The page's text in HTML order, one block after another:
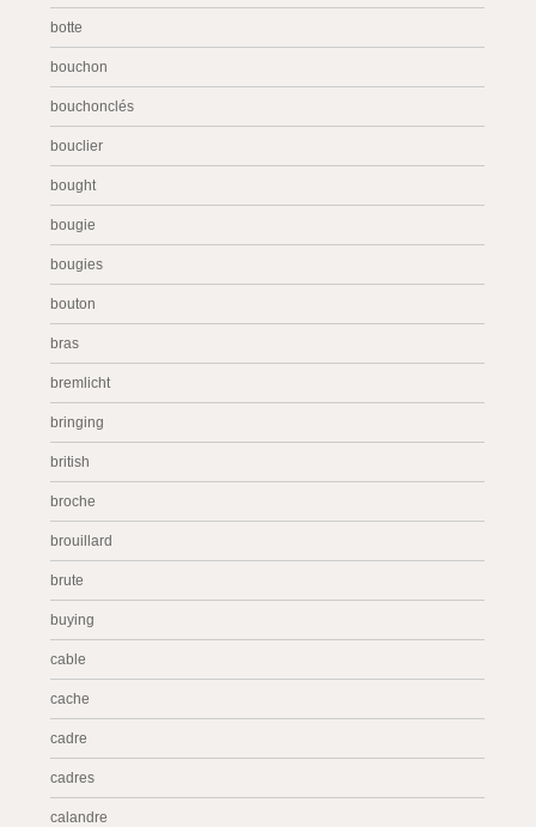
botte
bouchon
bouchonclés
bouclier
bought
bougie
bougies
bouton
bras
bremlicht
bringing
british
broche
brouillard
brute
buying
cable
cache
cadre
cadres
calandre